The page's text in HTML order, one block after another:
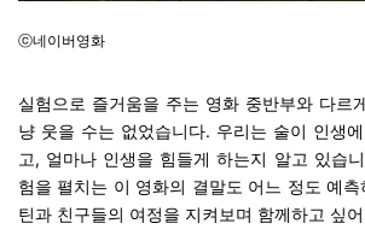
ⓒ네이버영화
실험으로 즐거움을 주는 영화 중반부와 다르
냥 웃을 수는 없었습니다. 우리는 술이 인생
고, 얼마나 인생을 힘들게 하는지 알고 있습
험을 펼치는 이 영화의 결말도 어느 정도 예
틴과 친구들의 여정을 지켜보며 함께하고 싶